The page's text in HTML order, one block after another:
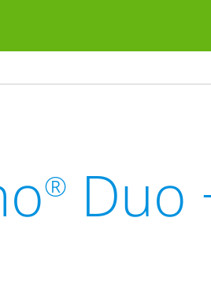
® Duo